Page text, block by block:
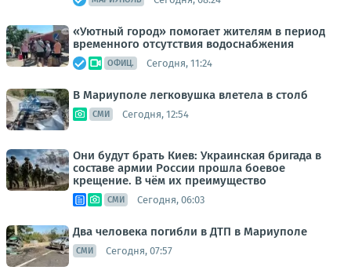
«Уютный город» помогает жителям в период
временного отсутствия водоснабжения
ОФИЦ. Сегодня, 11:24
В Мариуполе легковушка влетела в столб
СМИ Сегодня, 12:54
Они будут брать Киев: Украинская бригада в
составе армии России прошла боевое
крещение. В чём их преимущество
СМИ Сегодня, 06:03
Два человека погибли в ДТП в Мариуполе
СМИ Сегодня, 07:57